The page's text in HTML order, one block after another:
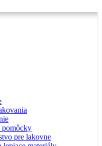
pomôcky
pre lakovne